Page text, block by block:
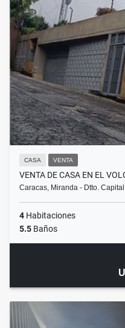
CASA VENTA
VENTA DE CASA EN EL
Caracas, Miranda - Dtto.
4 Habitaciones
5.5 Baños